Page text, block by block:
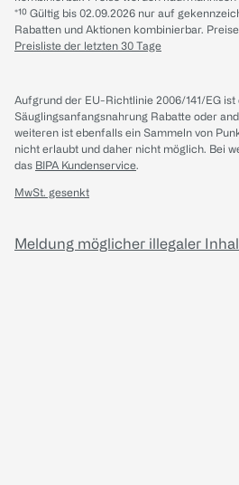
*¹⁰ Gültig bis 02.09.2026 nur auf
Rabatten und Aktionen kombinierbar.
Preisliste der letzten 30 Tage
Aufgrund der EU-Richtlinie 2006/141/EG
Säuglingsanfangsnahrung Rabatte oder
weiteren ist ebenfalls ein Sammeln von
nicht erlaubt und daher nicht möglich. Bei
das BIPA Kundenservice.
MwSt. gesenkt
Meldung möglicher illegaler